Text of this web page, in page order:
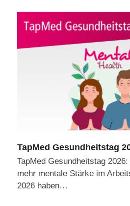
TapMed Gesundheitstag
TapMed Gesundheitstag
mehr mentale Stärke im
2026 haben…